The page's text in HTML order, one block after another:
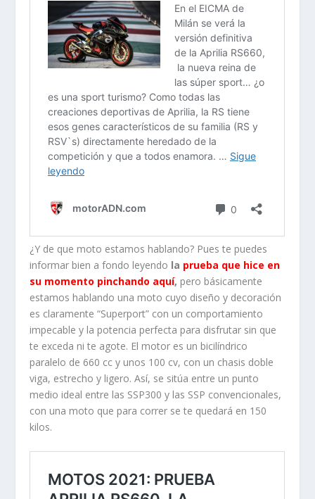
¿Y de que moto estamos hablando? Pues te puedes
informar bien a fondo leyendo la prueba que hice en
su momento pinchando aquí, pero básicamente
estamos hablando una moto cuyo diseño y decoración
es claramente “Superport” con un comportamiento
impecable y la potencia perfecta para disfrutar sin que
te exceda ni te agote. El motor es un bicilíndrico
paralelo de 660 cc y unos 100 cv, con un chasis doble
viga, estrecho y ligero. Así, se sitúa entre un punto
medio ideal entre las SSP300 y las SSP convencionales,
con una moto que para correr se te quedará en 150
kilos.